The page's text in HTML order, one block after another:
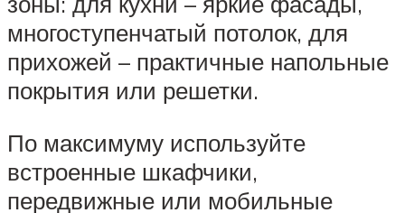
многоступенчатый потолок, для
прихожей – практичные напольные
покрытия или решетки.
По максимуму используйте
встроенные шкафчики,
передвижные или мобильные